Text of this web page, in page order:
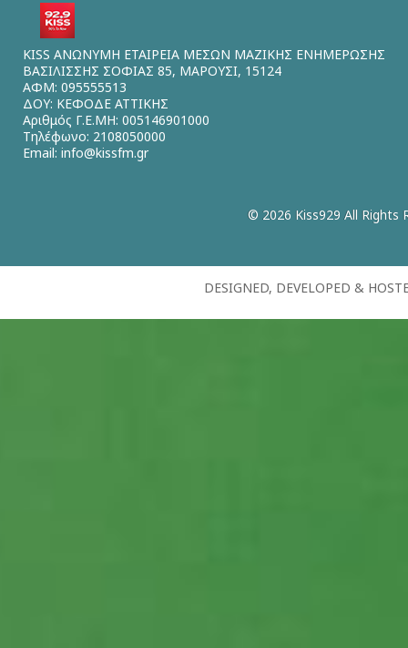
KISS ΑΝΩΝΥΜΗ ΕΤΑΙΡΕΙΑ ΜΕΣΩΝ ΜΑΖΙΚΗΣ ΕΝΗΜΕΡΩΣΗΣ
ΒΑΣΙΛΙΣΣΗΣ ΣΟΦΙΑΣ 85, ΜΑΡΟΥΣΙ, 15124
ΑΦΜ: 095555513
ΔΟΥ: ΚΕΦΟΔΕ ΑΤΤΙΚΗΣ
Αριθμός Γ.Ε.ΜΗ: 005146901000
Τηλέφωνο: 2108050000
Email: info@kissfm.gr
© 2026 Kiss929 All Rights
DESIGNED, DEVELOPED &